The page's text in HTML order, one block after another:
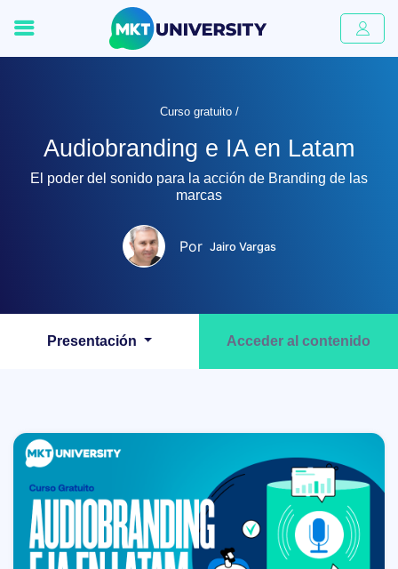
Curso gratuito /
Audiobranding e IA en Latam
El poder del sonido para la acción de Branding de las
marcas
Por Jairo Vargas
Presentación Acceder al contenido